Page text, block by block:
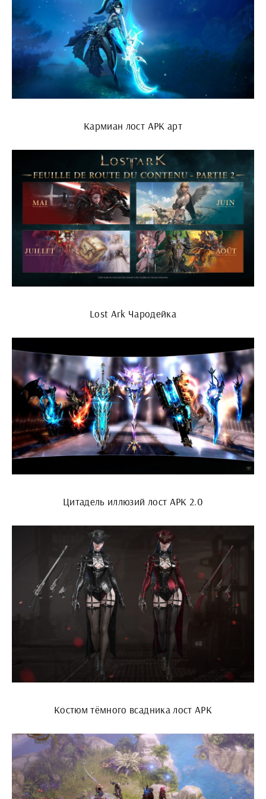
Кармиан лост АРК арт
Lost Ark Чародейка
Цитадель иллюзий лост АРК 2.0
Костюм тёмного всадника лост АРК